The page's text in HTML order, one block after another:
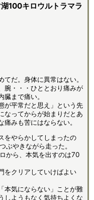
100キロウルトラマラ
だ。身体に異常はない。
腕・・・ひととおり痛みが
まで痛い。
が平常だと思え」という先
なってからが始まりだとあ
みも苦にはならない。
をやらかしてしまったの
ぶやきながら走った。
から、本気を出すのは70
をクリアしていけばよい
本気にならない」ことが難
しようもなく気持ちよくな